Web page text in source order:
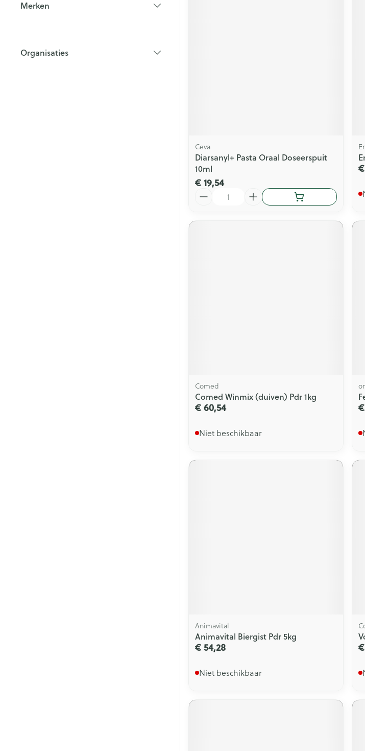
Merken
Organisaties
Ceva
Diarsanyl+ Pasta Oraal Doseerspuit
10ml
€ 19,54
Comed
Comed Winmix (duiven) Pdr 1kg
€ 60,54
Niet beschikbaar
Animavital
Animavital Biergist Pdr 5kg
€ 54,28
Niet beschikbaar